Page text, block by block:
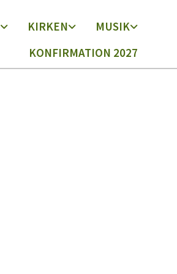
KIRKEN
MUSIK
KONFIRMATION 2027